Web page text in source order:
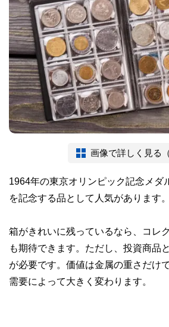
画像で詳しく見る（
1964年の東京オリンピック記念メダ
を記念する品として人気があります。
箱がきれいに残っているなら、コレ
も期待できます。ただし、投資商品
が必要です。価値は金属の重さだけ
需要によって大きく変わります。